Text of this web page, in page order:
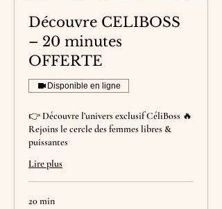
Découvre CELIBOSS
– 20 minutes
OFFERTE
Disponible en ligne
👉 Découvre l’univers exclusif CéliBoss 🔥
Rejoins le cercle des femmes libres &
puissantes
Lire plus
20 min